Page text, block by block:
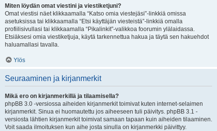
Miten löydän omat viestini ja viestiketjuni?
Omat viestisi näet klikkaamalla “Katso omia viestejäsi”-linkkiä omissa
asetuksissa tai klikkaamalla “Etsi käyttäjän viesteistä”-linkkiä omalla
profiilisivullasi tai klikkaamalla “Pikalinkit”-valikkoa foorumin ylälaidassa.
Etsiäksesi omia viestiketjuja, käytä tarkennettua hakua ja täytä sen hakuehdot
haluamallasi tavalla.
Ylös
Seuraaminen ja kirjanmerkit
Mikä ero on kirjanmerkillä ja tilaamisella?
phpBB 3.0 -versiossa aiheiden kirjanmerkit toimivat kuten internet-selaimen
kirjanmerkit. Sinua ei huomautettu jos aiheeseen tuli päivitys. phpBB 3.1 -
versiosta lähtien kirjanmerkit toimivat samaan tapaan kuin aiheiden tilaaminen.
Voit saada ilmoituksen kun aihe josta sinulla on kirjanmerkki päivittyy.